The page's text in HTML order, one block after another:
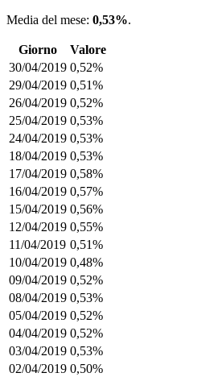
Media del mese: 0,53%.
Giorno
Valore
30/04/2019 0,52%
29/04/2019 0,51%
26/04/2019 0,52%
25/04/2019 0,53%
24/04/2019 0,53%
18/04/2019 0,53%
17/04/2019 0,58%
16/04/2019 0,57%
15/04/2019 0,56%
12/04/2019 0,55%
11/04/2019 0,51%
10/04/2019 0,48%
09/04/2019 0,52%
08/04/2019 0,53%
05/04/2019 0,52%
04/04/2019 0,52%
03/04/2019 0,53%
02/04/2019 0,50%